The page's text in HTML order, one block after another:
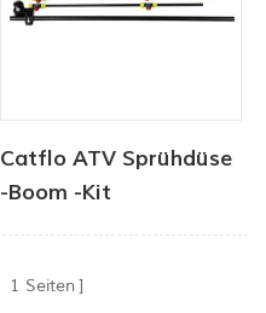
Catflo ATV Sprühdüse
-Boom -Kit
1 Seiten